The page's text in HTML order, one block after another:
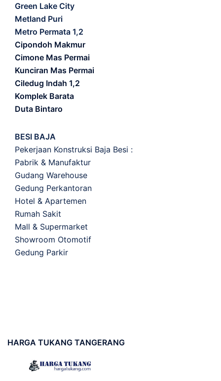
Green Lake City
Metland Puri
Metro Permata 1,2
Cipondoh Makmur
Cimone Mas Permai
Kunciran Mas Permai
Ciledug Indah 1,2
Komplek Barata
Duta Bintaro
BESI BAJA
Pekerjaan Konstruksi Baja Besi :
Pabrik & Manufaktur
Gudang Warehouse
Gedung Perkantoran
Hotel & Apartemen
Rumah Sakit
Mall & Supermarket
Showroom Otomotif
Gedung Parkir
HARGA TUKANG TANGERANG